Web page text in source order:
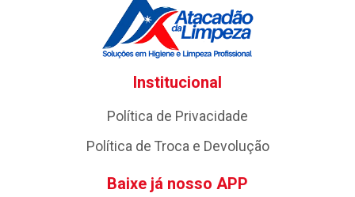
Institucional
Política de Privacidade
Política de Troca e Devolução
Baixe já nosso APP